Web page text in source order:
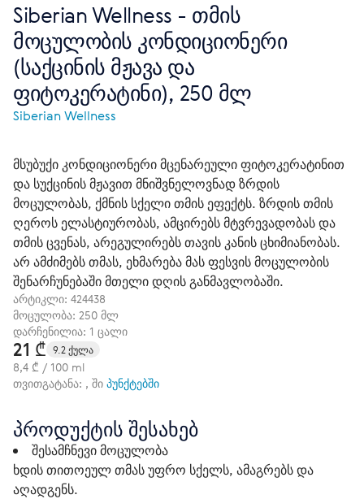
Siberian Wellness - თმის
მოცულობის კონდიციონერი
(საქცინის მჟავა და
ფიტოკერატინი), 250 მლ
Siberian Wellness
მსუბუქი კონდიციონერი მცენარეული ფიტოკერატინით
და სუქცინის მჟავით მნიშვნელოვნად ზრდის
მოცულობას, ქმნის სქელი თმის ეფექტს. ზრდის თმის
ღეროს ელასტიურობას, ამცირებს მტვრევადობას და
თმის ცვენას, არეგულირებს თავის კანის ცხიმიანობას.
არ ამძიმებს თმას, ეხმარება მას ფესვის მოცულობის
შენარჩუნებაში მთელი დღის განმავლობაში.
არტიკლი: 424438
მოცულობა: 250 მლ
დარჩენილია: 1 ცალი
21 ₾ 9.2 ქულა
8,4 ₾ / 100 ml
თვითგატანა: , ში პუნქტებში
პროდუქტის შესახებ
შესამჩნევი მოცულობა
ხდის თითოეულ თმას უფრო სქელს, ამაგრებს და
აღადგენს.